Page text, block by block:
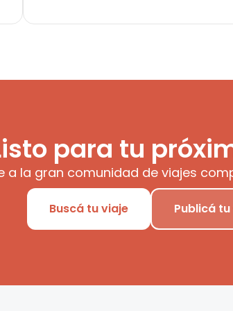
para tu
a la gran comunidad de viajes
Buscá tu viaje Publicá